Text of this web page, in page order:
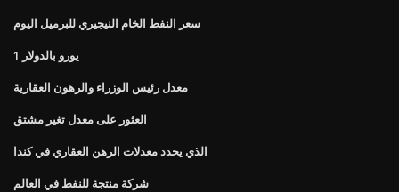
سعر النفط الخام النيجيري للبرميل اليوم
1 يورو بالدولار
معدل رئيس الوزراء والرهون العقارية
العثور على معدل تغير مشتق
الذي يحدد معدلات الرهن العقاري في كندا
شركة منتجة للنفط في العالم